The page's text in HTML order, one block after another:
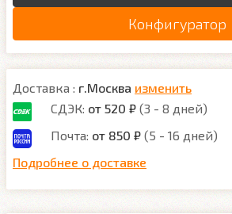
Конфигуратор
Доставка : г.Москва изменить
СДЭК: от 520 ₽ (3 - 8 дней)
Почта: от 850 ₽ (5 - 16 дней)
Подробнее о доставке